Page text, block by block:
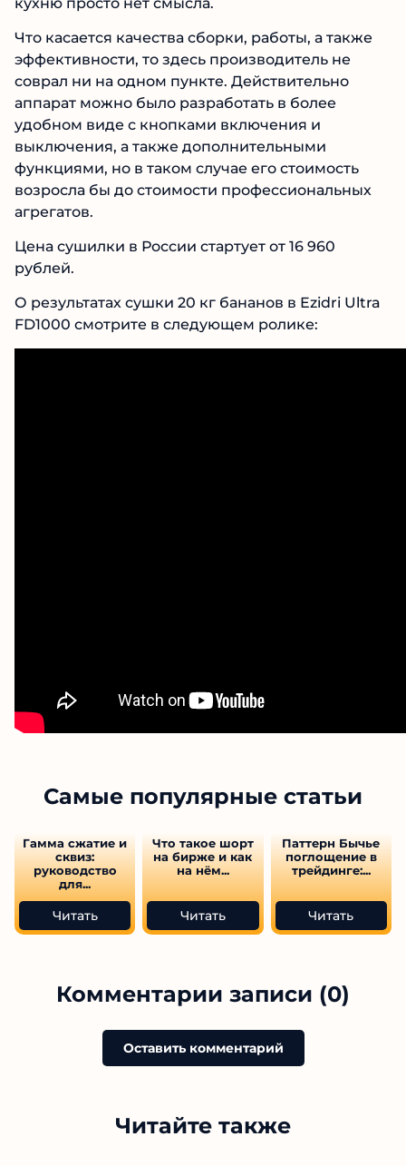
кухню просто нет смысла.
Что касается качества сборки, работы, а также
эффективности, то здесь производитель не
соврал ни на одном пункте. Действительно
аппарат можно было разработать в более
удобном виде с кнопками включения и
выключения, а также дополнительными
функциями, но в таком случае его стоимость
возросла бы до стоимости профессиональных
агрегатов.
Цена сушилки в России стартует от 16 960
рублей.
О результатах сушки 20 кг бананов в Ezidri Ultra
FD1000 смотрите в следующем ролике:
Самые популярные статьи
Гамма сжатие и
сквиз:
руководство
для...
Читать
Что такое шорт
на бирже и как
на нём...
Читать
Паттерн Бычье
поглощение в
трейдинге:...
Читать
Комментарии записи (0)
Оставить комментарий
Читайте также